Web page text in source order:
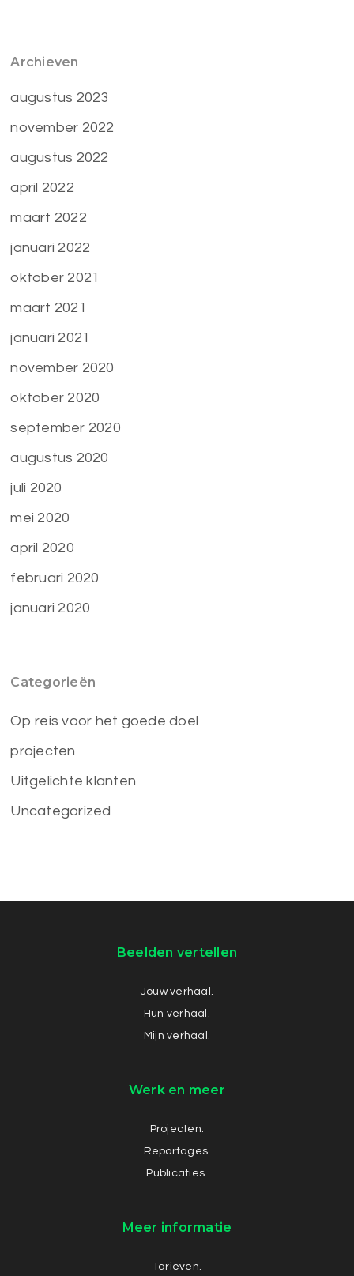
Archieven
augustus 2023
november 2022
augustus 2022
april 2022
maart 2022
januari 2022
oktober 2021
maart 2021
januari 2021
november 2020
oktober 2020
september 2020
augustus 2020
juli 2020
mei 2020
april 2020
februari 2020
januari 2020
Categorieën
Op reis voor het goede doel
projecten
Uitgelichte klanten
Uncategorized
Beelden vertellen
Jouw verhaal.
Hun verhaal.
Mijn verhaal.
Werk en meer
Projecten.
Reportages.
Publicaties.
Meer informatie
Tarieven.